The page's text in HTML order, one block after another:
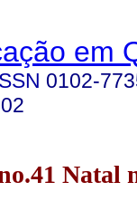
em
0102-
Natal